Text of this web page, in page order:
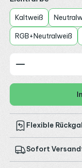
Kaltweiß
RGB+Neutralweiß
Produkt
Flexible
Sofort